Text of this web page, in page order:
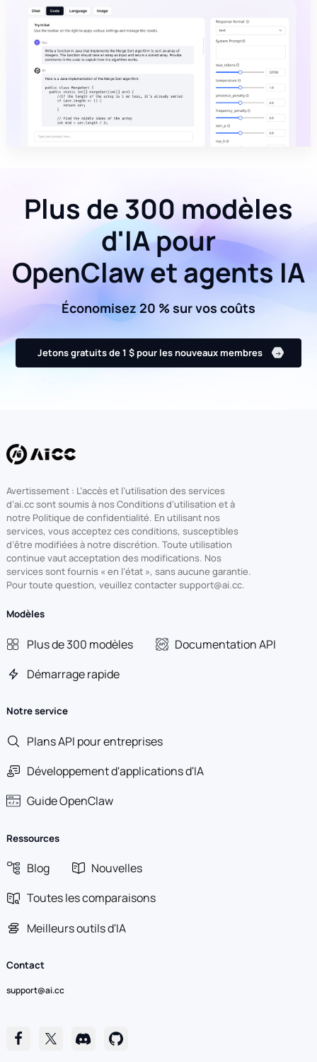
Plus de 300 modèles
d'IA pour
OpenClaw et agents IA
Économisez 20 % sur vos coûts
Jetons gratuits de 1 $ pour les nouveaux membres
Avertissement : L’accès et l’utilisation des services
d’ai.cc sont soumis à nos Conditions d’utilisation et à
notre Politique de confidentialité. En utilisant nos
services, vous acceptez ces conditions, susceptibles
d’être modifiées à notre discrétion. Toute utilisation
continue vaut acceptation des modifications. Nos
services sont fournis « en l’état », sans aucune garantie.
Pour toute question, veuillez contacter support@ai.cc.
Modèles
Plus de 300 modèles
Documentation API
Démarrage rapide
Notre service
Plans API pour entreprises
Développement d'applications d'IA
Guide OpenClaw
Ressources
Blog
Nouvelles
Toutes les comparaisons
Meilleurs outils d'IA
Contact
support@ai.cc